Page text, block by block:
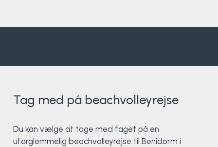
Tag med på beachvolleyrejse
Du kan vælge at tage med faget på en
uforglemmelig beachvolleyrejse til Benidorm i